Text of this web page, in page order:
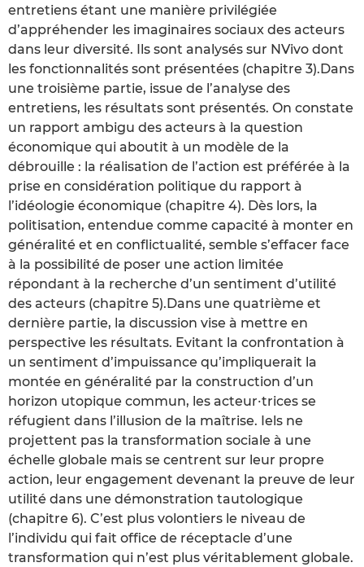
entretiens étant une manière privilégiée
d’appréhender les imaginaires sociaux des acteurs
dans leur diversité. Ils sont analysés sur NVivo dont
les fonctionnalités sont présentées (chapitre 3).Dans
une troisième partie, issue de l’analyse des
entretiens, les résultats sont présentés. On constate
un rapport ambigu des acteurs à la question
économique qui aboutit à un modèle de la
débrouille : la réalisation de l’action est préférée à la
prise en considération politique du rapport à
l’idéologie économique (chapitre 4). Dès lors, la
politisation, entendue comme capacité à monter en
généralité et en conflictualité, semble s’effacer face
à la possibilité de poser une action limitée
répondant à la recherche d’un sentiment d’utilité
des acteurs (chapitre 5).Dans une quatrième et
dernière partie, la discussion vise à mettre en
perspective les résultats. Evitant la confrontation à
un sentiment d’impuissance qu’impliquerait la
montée en généralité par la construction d’un
horizon utopique commun, les acteur∙trices se
réfugient dans l’illusion de la maîtrise. Iels ne
projettent pas la transformation sociale à une
échelle globale mais se centrent sur leur propre
action, leur engagement devenant la preuve de leur
utilité dans une démonstration tautologique
(chapitre 6). C’est plus volontiers le niveau de
l’individu qui fait office de réceptacle d’une
transformation qui n’est plus véritablement globale.